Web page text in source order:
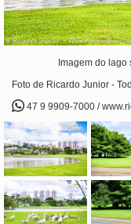
Imagem do
Foto de Ricardo Junior -
47 9 9909-7000 /